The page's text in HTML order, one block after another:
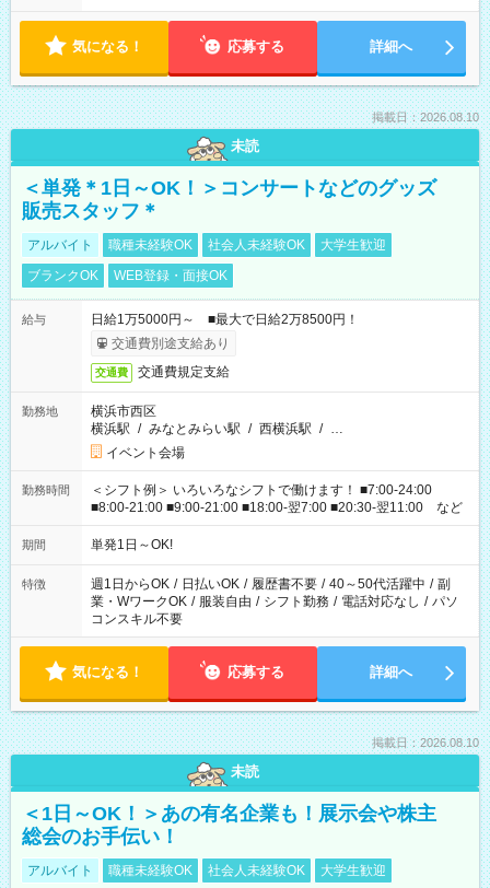
気になる！ 応募する 詳細へ
掲載日：2026.08.10
未読
＜単発＊1日～OK！＞コンサートなどのグッズ
販売スタッフ＊
アルバイト 職種未経験OK 社会人未経験OK
大学生歓迎
ブランクOK
WEB登録・面接OK
給与
日給1万5000円～ ■最大で日給2万8500円！
交通費別途支給あり
交通費 交通費規定支給
勤務地
横浜市西区
横浜駅 / みなとみらい駅 / 西横浜駅 / …
イベント会場
勤務時間
＜シフト例＞ いろいろなシフトで働けます！ ■7:00-24:00
■8:00-21:00 ■9:00-21:00 ■18:00-翌7:00 ■20:30-翌11:00 など
期間 単発1日～OK!
特徴 週1日からOK / 日払いOK / 履歴書不要 / 40～50代活躍中 / 副
業・WワークOK / 服装自由 / シフト勤務 / 電話対応なし / パソ
コンスキル不要
気になる！ 応募する 詳細へ
掲載日：2026.08.10
未読
＜1日～OK！＞あの有名企業も！展示会や株主
総会のお手伝い！
アルバイト 職種未経験OK 社会人未経験OK 大学生歓迎